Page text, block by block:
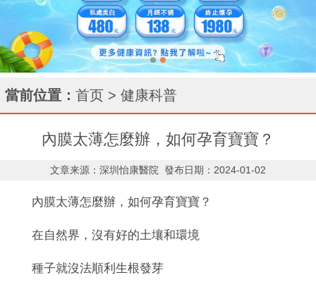
當前位置： 首页 > 健康科普
內膜太薄怎麼辦，如何孕育寶寶？
文章来源：深圳怡康醫院 發布日期：2024-01-02
內膜太薄怎麼辦，如何孕育寶寶？
在自然界，沒有好的土壤和環境
種子就沒法順利生根發芽